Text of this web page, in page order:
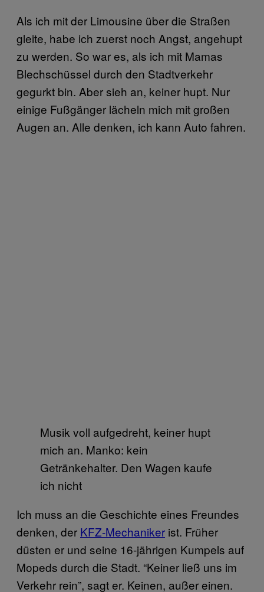
Als ich mit der Limousine über die Straßen
gleite, habe ich zuerst noch Angst, angehupt
zu werden. So war es, als ich mit Mamas
Blechschüssel durch den Stadtverkehr
gegurkt bin. Aber sieh an, keiner hupt. Nur
einige Fußgänger lächeln mich mit großen
Augen an. Alle denken, ich kann Auto fahren.
Musik voll aufgedreht, keiner hupt
mich an. Manko: kein
Getränkehalter. Den Wagen kaufe
ich nicht
Ich muss an die Geschichte eines Freundes
denken, der KFZ-Mechaniker ist. Früher
düsten er und seine 16-jährigen Kumpels auf
Mopeds durch die Stadt. “Keiner ließ uns im
Verkehr rein”, sagt er. Keinen, außer einen.